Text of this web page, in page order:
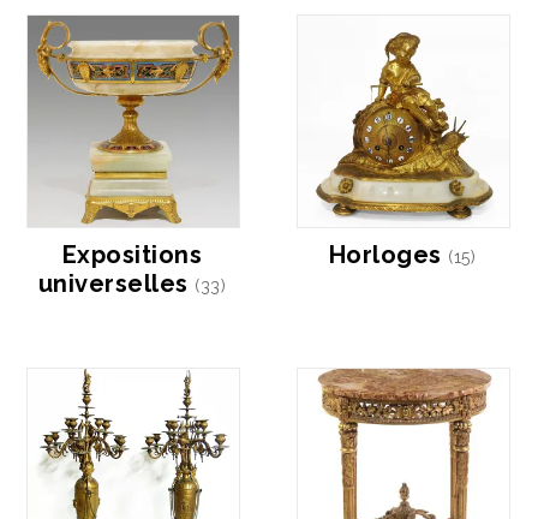
Expositions
universelles (33)
Horloges (15)